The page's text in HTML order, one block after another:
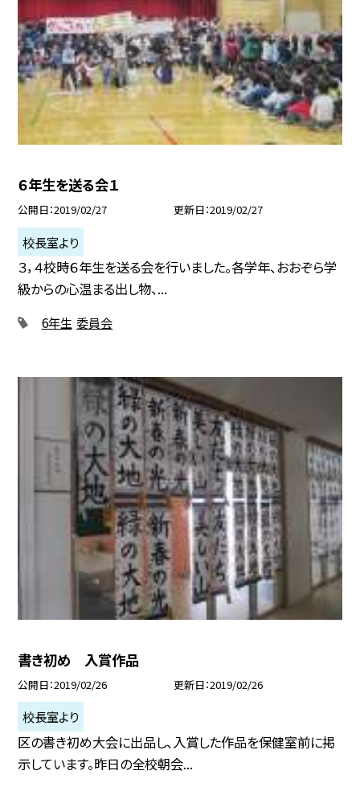
６年生を送る会１
公開日 2019/02/27 更新日 2019/02/27
校長室より
３，４校時６年生を送る会を行いました。各学年、おおぞら学
級からの心温まる出し物、...
6年生 委員会
書き初め 入賞作品
公開日 2019/02/26 更新日 2019/02/26
校長室より
区の書き初め大会に出品し、入賞した作品を保健室前に掲
示しています。昨日の全校朝会...